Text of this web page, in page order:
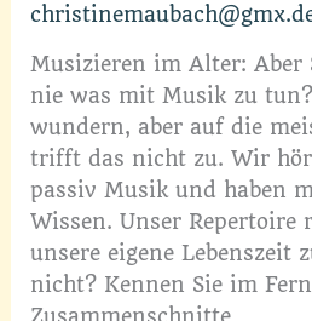
Musizieren im Alter: Aber
nie was mit Musik zu
wundern, aber auf die
trifft das nicht zu. Wir
passiv Musik und haben
Wissen. Unser Repertoire
unsere eigene Lebenszeit
nicht? Kennen Sie im
Zusammenschnitte